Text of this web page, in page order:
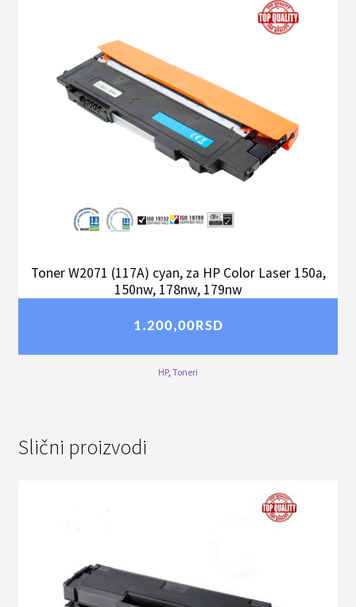
Toner W2071 (117A) cyan, za HP Color Laser 150a,
150nw, 178nw, 179nw
1.200,00RSD
HP, Toneri
Slični proizvodi